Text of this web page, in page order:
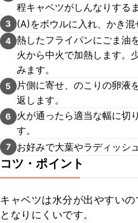
程キャベツがしんなりする
3 (A)をボウルに入れ、かき混
4 熱したフライパンにごま油
火から中火で加熱します。
みます。
5
片側に寄せ、のこりの卵液
返します。
6
火が通ったら適当な幅に切
す。
7 お好みで大葉やラディッシ
コツ・ポイント
キャベツは水分が出やすい
となりにくいです。